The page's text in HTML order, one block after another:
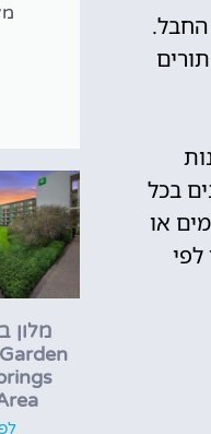
החבל.
בכל
או
מלון